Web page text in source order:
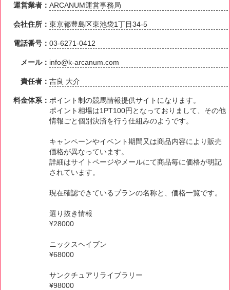
運営業者：ARCANUM運営事務局
会社住所：東京都豊島区東池袋1丁目34-5
電話番号：03-6271-0412
メール： info@k-arcanum.com
責任者：吉良 大介
料金体系： ポイント制の競馬情報提供サイトになります。
ポイント相場は1PT100円となっておりまして、その他
情報ごと個別決済を行う仕組みのようです。
キャンペーンやイベント期間又は商品内容により販売
価格が異なっています。
詳細はサイトページやメールにて商品毎に価格が明記
されています。
現在確認できているプランの名称と、価格一覧です。
選り抜き情報
¥28000
ニックスヘイブン
¥68000
サンクチュアリライブラリー
¥98000